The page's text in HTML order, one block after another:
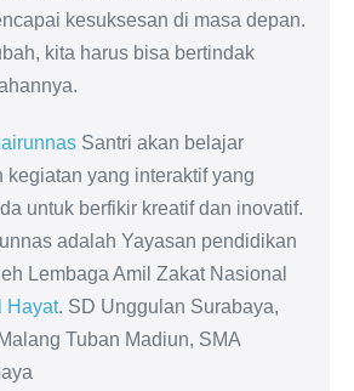
kesuksesan di masa depan.
kita harus bisa bertindak
Santri akan belajar
kegiatan yang interaktif yang
untuk berfikir kreatif dan inovatif.
adalah Yayasan pendidikan
Lembaga Amil Zakat Nasional
Hayat. SD Unggulan Surabaya,
Tuban Madiun, SMA